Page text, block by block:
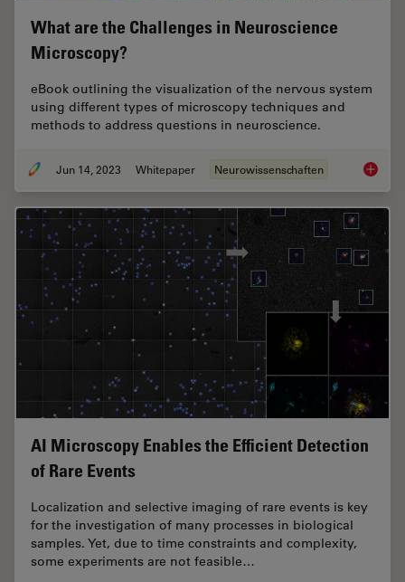
What are the Challenges in Neuroscience
Microscopy?
eBook outlining the visualization of the nervous system
using different types of microscopy techniques and
methods to address questions in neuroscience.
Jun 14, 2023 Whitepaper Neurowissenschaften What
AI Microscopy Enables the Efficient Detection
of Rare Events
Localization and selective imaging of rare events is key
for the investigation of many processes in biological
samples. Yet, due to time constraints and complexity,
some experiments are not feasible…